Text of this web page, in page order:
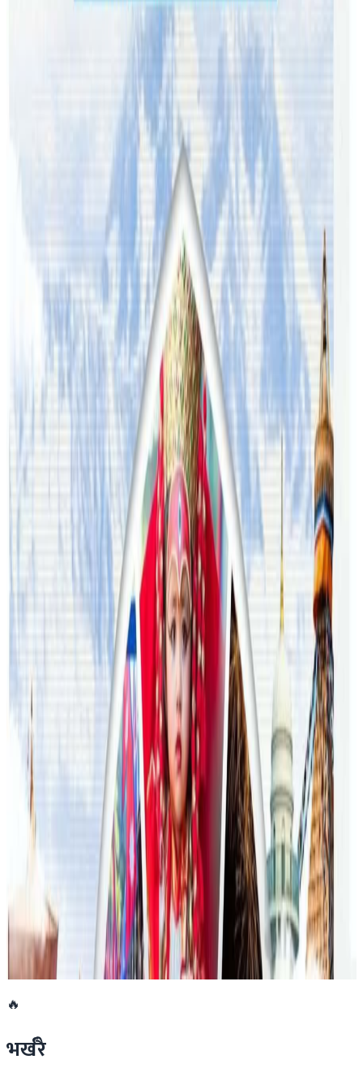
पठाउनुहोला । तपाईंको सहयोगले हामीलाई निष्पक्ष र तटस्थ पत्रकारिता गर्न
info@nepaltube.com.au
प्रतिक्रिया दिनुहोस
सम्बन्धित समाचार
अष्ट्रेलियामा नर्सको तलब पाँचौं पटक वृद्धि
२०२६ अगस्ट ३
अस्ट्रेलियामा विवाह घट्यो, बढ्यो सम्बन्धविच्छेद
२०२६ जुलाई २९
थापाथलीबाट अष्ट्रेलियाका घरको डिजाइन
अष्ट्रेलियामा मन्त्रालयका कर्मचारीले भ्रष्टाचार गरेको
भेटिएपछि शिक्षा मन्त्रीले दिइन् राजीनामा
अन्तर्राष्ट्रिय विद्यार्थी आकर्षित गर्न भिक्टोरियाले बनायो
नयाँ रणनीति
२०२६ जुलाई २३
फिफा विश्वकपमा अस्ट्रेलियाको टोलीका लागि
रणनीति बनाउने नेपाली युवा
२०२६ जुलाई २३
एनपिएल अष्ट्रेलियाको पाँचौं संस्करणमा कृष्ण कार्की
सबैभन्दा महँगा खेलाडी
२०२६ जुलाई १९
डार्विनमा नेपाल फेस्टिभल हुँदै
२०२६ जुन ११
🔥
भर्खरै